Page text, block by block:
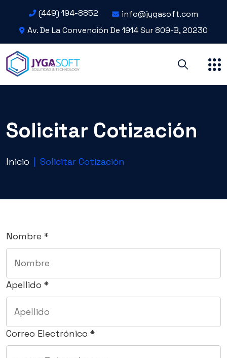
(449) 194-8852
info@jygasoft.com
Av. De La Convención De 1914 Sur 809-B, 20230
Solicitar Cotización
Inicio Solicitar Cotización
Nombre *
Apellido *
Correo Electrónico *